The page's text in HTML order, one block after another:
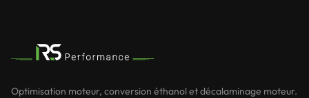
Optimisation moteur, conversion éthanol et décalaminage moteur.